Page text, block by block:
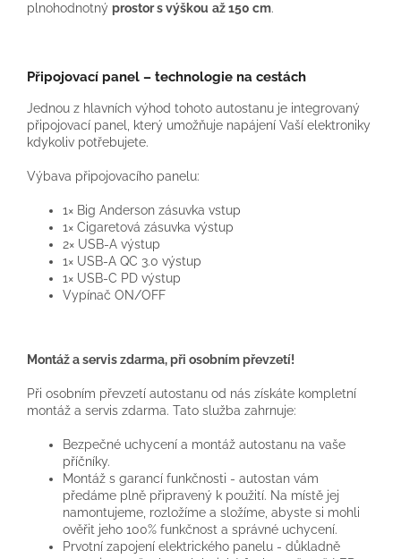
plnohodnotný prostor s výškou až 150 cm.
Připojovací panel – technologie na cestách
Jednou z hlavních výhod tohoto autostanu je integrovaný
připojovací panel, který umožňuje napájení Vaší elektroniky
kdykoliv potřebujete.
Výbava připojovacího panelu:
1× Big Anderson zásuvka vstup
1× Cigaretová zásuvka výstup
2× USB-A výstup
1× USB-A QC 3.0 výstup
1× USB-C PD výstup
Vypínač ON/OFF
Montáž a servis zdarma, při osobním převzetí!
Při osobním převzetí autostanu od nás získáte kompletní
montáž a servis zdarma. Tato služba zahrnuje:
Bezpečné uchycení a montáž autostanu na vaše
příčníky.
Montáž s garancí funkčnosti - autostan vám
předáme plně připravený k použití. Na místě jej
namontujeme, rozložíme a složíme, abyste si mohli
ověřit jeho 100% funkčnost a správné uchycení.
Prvotní zapojení elektrického panelu - důkladně